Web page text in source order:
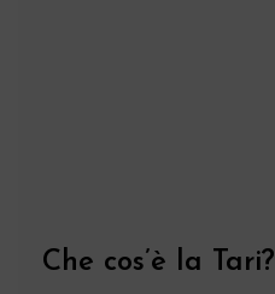
Che cos’è la Tari?